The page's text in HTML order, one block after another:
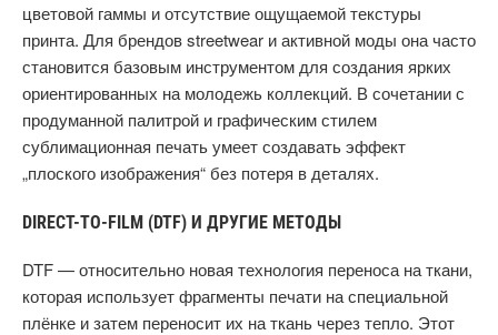
цветовой гаммы и отсутствие ощущаемой текстуры
принта. Для брендов streetwear и активной моды она часто
становится базовым инструментом для создания ярких
ориентированных на молодежь коллекций. В сочетании с
продуманной палитрой и графическим стилем
сублимационная печать умеет создавать эффект
„плоского изображения“ без потеря в деталях.
DIRECT-TO-FILM (DTF) И ДРУГИЕ МЕТОДЫ
DTF — относительно новая технология переноса на ткани,
которая использует фрагменты печати на специальной
плёнке и затем переносит их на ткань через тепло. Этот